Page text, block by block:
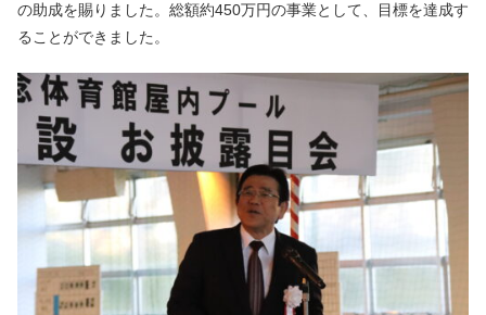
の助成を賜りました。総額約450万円の事業として、目標を達成す
ることができました。